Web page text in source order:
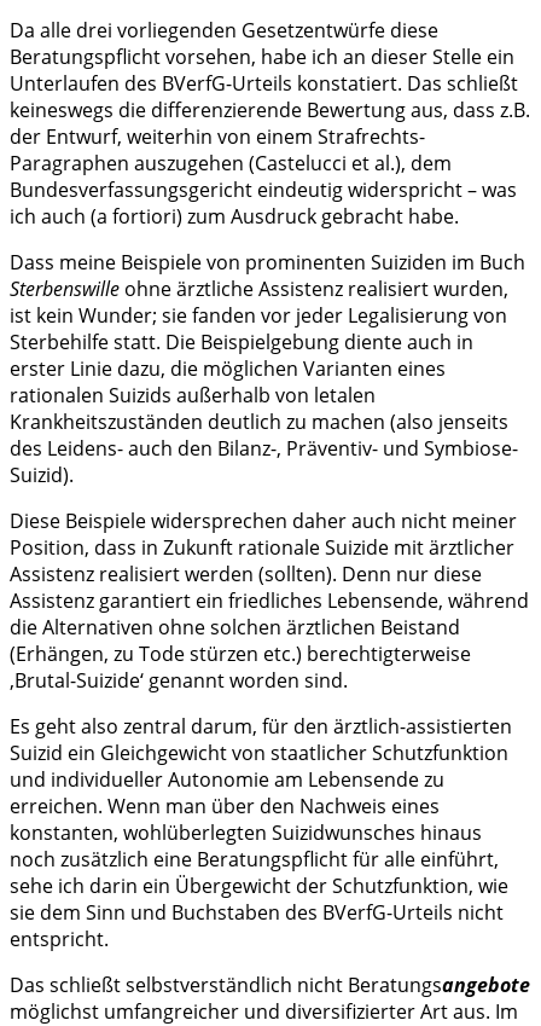
Da alle drei vorliegenden Gesetzentwürfe diese
Beratungspflicht vorsehen, habe ich an dieser Stelle ein
Unterlaufen des BVerfG-Urteils konstatiert. Das schließt
keineswegs die differenzierende Bewertung aus, dass z.B.
der Entwurf, weiterhin von einem Strafrechts-
Paragraphen auszugehen (Castelucci et al.), dem
Bundesverfassungsgericht eindeutig widerspricht – was
ich auch (a fortiori) zum Ausdruck gebracht habe.
Dass meine Beispiele von prominenten Suiziden im Buch
Sterbenswille ohne ärztliche Assistenz realisiert wurden,
ist kein Wunder; sie fanden vor jeder Legalisierung von
Sterbehilfe statt. Die Beispielgebung diente auch in
erster Linie dazu, die möglichen Varianten eines
rationalen Suizids außerhalb von letalen
Krankheitszuständen deutlich zu machen (also jenseits
des Leidens- auch den Bilanz-, Präventiv- und Symbiose-
Suizid).
Diese Beispiele widersprechen daher auch nicht meiner
Position, dass in Zukunft rationale Suizide mit ärztlicher
Assistenz realisiert werden (sollten). Denn nur diese
Assistenz garantiert ein friedliches Lebensende, während
die Alternativen ohne solchen ärztlichen Beistand
(Erhängen, zu Tode stürzen etc.) berechtigterweise
‚Brutal-Suizide‘ genannt worden sind.
Es geht also zentral darum, für den ärztlich-assistierten
Suizid ein Gleichgewicht von staatlicher Schutzfunktion
und individueller Autonomie am Lebensende zu
erreichen. Wenn man über den Nachweis eines
konstanten, wohlüberlegten Suizidwunsches hinaus
noch zusätzlich eine Beratungspflicht für alle einführt,
sehe ich darin ein Übergewicht der Schutzfunktion, wie
sie dem Sinn und Buchstaben des BVerfG-Urteils nicht
entspricht.
Das schließt selbstverständlich nicht Beratungsangebote
möglichst umfangreicher und diversifizierter Art aus. Im